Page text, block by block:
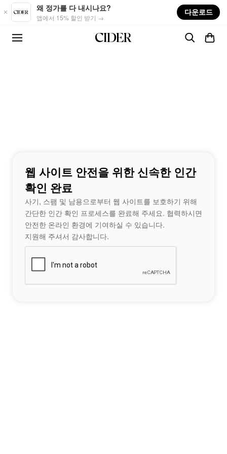
Skip to main content
왜 정가를 다 내시나요?
앱에서 15% 할인 받기 →
다운로드
웹 사이트 안전을 위한 신속한 인간
확인 완료
사기, 스팸 및 남용으로부터 웹 사이트를 보호하기 위해
간단한 인간 확인 프로세스를 완료해 주세요. 협력하시면
안전한 온라인 환경에 기여하실 수 있습니다.
지원해 주셔서 감사합니다.